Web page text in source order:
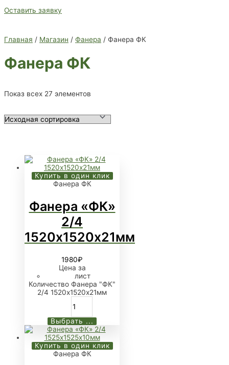
Оставить заявку
Главная / Магазин / Фанера / Фанера ФК
Фанера ФК
Показ всех 27 элементов
Купить в один клик
Фанера ФК
Фанера «ФК»
2/4
1520х1520х21мм
1980₽
Цена за
лист
Количество Фанера "ФК"
2/4 1520х1520х21мм
Выбрать ...
Купить в один клик
Фанера ФК